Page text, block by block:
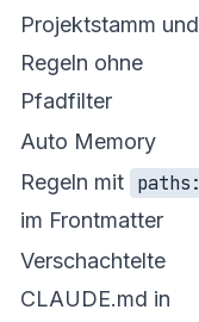
Projektstamm und
Regeln ohne
Pfadfilter
Auto Memory
Regeln mit paths:
im Frontmatter
Verschachtelte
CLAUDE.md in